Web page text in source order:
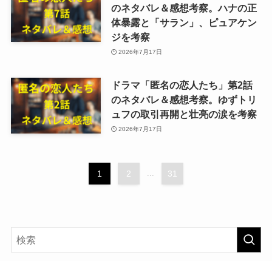
のネタバレ＆感想考察。ハナの正
体暴露と「サラン」、ピュアケン
ジを考察
2026年7月17日
ドラマ「匿名の恋人たち」第2話
のネタバレ＆感想考察。ゆずトリ
ュフの取引再開と壮亮の涙を考察
2026年7月17日
1 2 31